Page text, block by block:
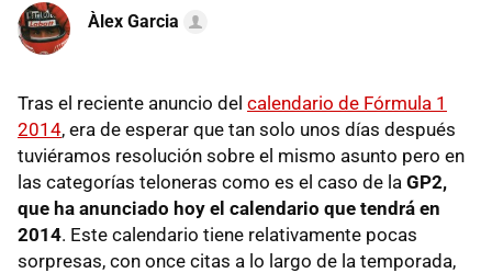
Àlex Garcia
Tras el reciente anuncio del calendario de Fórmula 1
2014, era de esperar que tan solo unos días después
tuviéramos resolución sobre el mismo asunto pero en
las categorías teloneras como es el caso de la GP2,
que ha anunciado hoy el calendario que tendrá en
2014. Este calendario tiene relativamente pocas
sorpresas, con once citas a lo largo de la temporada,